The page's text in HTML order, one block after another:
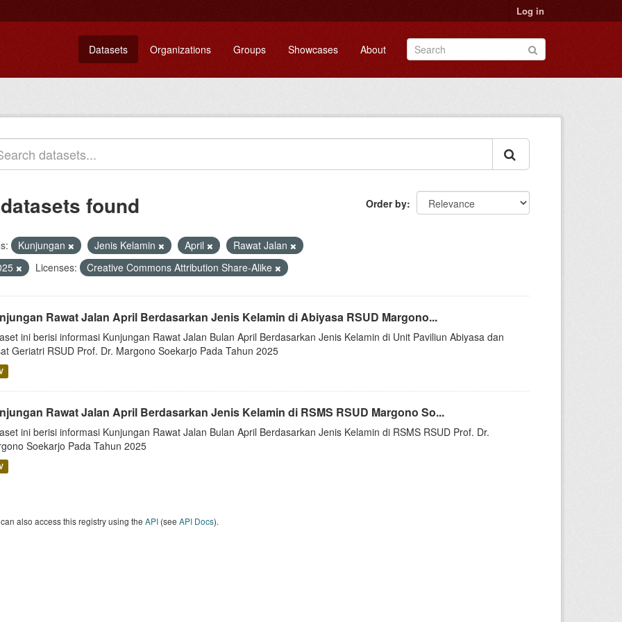
Log in
Datasets Organizations Groups Showcases About
Order by
found
Kunjungan Jenis Kelamin April
Rawat Jalan
Licenses: Creative Commons Attribution Share-Alike
Rawat Jalan April Berdasarkan Jenis Kelamin di Abiyasa RSUD Margono...
ini berisi informasi Kunjungan Rawat Jalan Bulan April Berdasarkan Jenis Kelamin di Unit Paviliun Abiyasa dan
Geriatri RSUD Prof. Dr. Margono Soekarjo Pada Tahun 2025
Rawat Jalan April Berdasarkan Jenis Kelamin di RSMS RSUD Margono So...
ini berisi informasi Kunjungan Rawat Jalan Bulan April Berdasarkan Jenis Kelamin di RSMS RSUD Prof. Dr.
Soekarjo Pada Tahun 2025
also access this registry using the API (see API Docs).